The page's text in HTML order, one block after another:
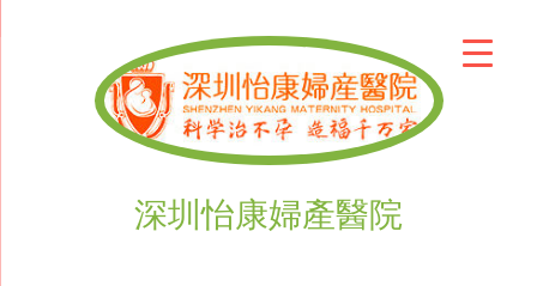
深圳怡康婦產醫院